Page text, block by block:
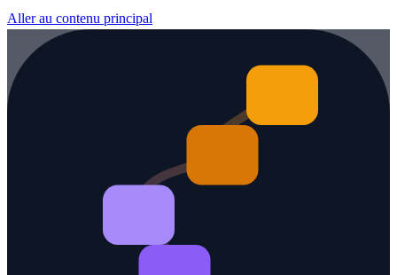
Aller au contenu principal